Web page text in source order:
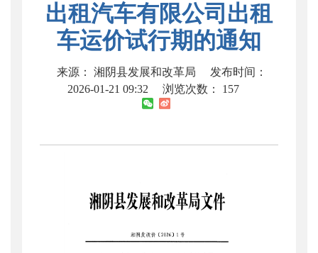
出租汽车有限公司出租
车运价试行期的通知
来源： 湘阴县发展和改革局
发布时间：
2026-01-21 09:32
浏览次数： 157